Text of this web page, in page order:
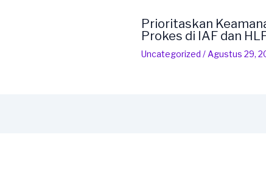
Prioritaskan
Prokes di IAF dan
Uncategorized / Agustus 29,